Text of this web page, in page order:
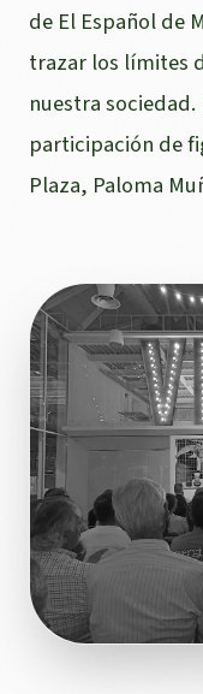
de El Español de
trazar los límites
nuestra
participación de
Plaza, Paloma